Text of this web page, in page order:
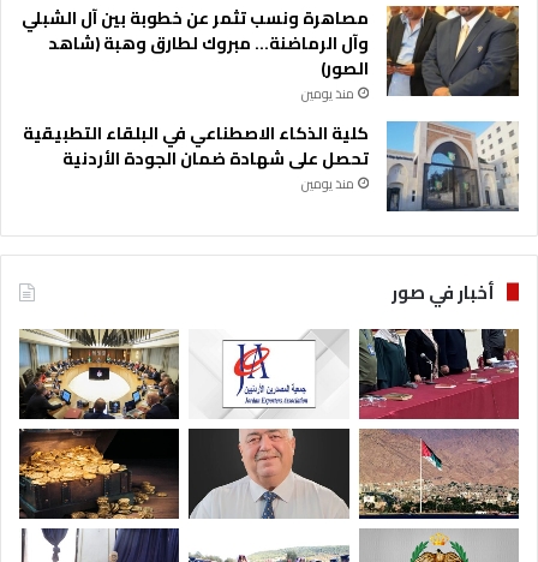
مصاهرة ونسب تثمر عن خطوبة بين آل الشبلي
وآل الرماضنة… مبروك لطارق وهبة (شاهد
الصور)
منذ يومين
كلية الذكاء الاصطناعي في البلقاء التطبيقية
تحصل على شهادة ضمان الجودة الأردنية
منذ يومين
أخبار في صور